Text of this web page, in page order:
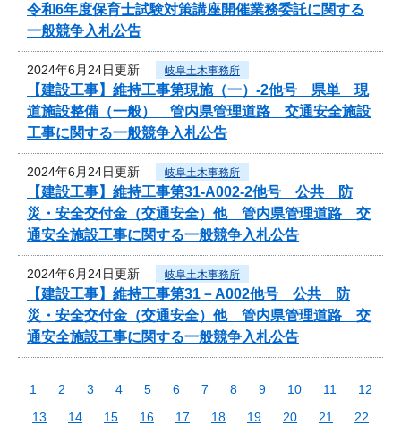
令和6年度保育士試験対策講座開催業務委託に関する
一般競争入札公告
2024年6月24日更新 岐阜土木事務所
【建設工事】維持工事第現施（一）-2他号 県単 現
道施設整備（一般） 管内県管理道路 交通安全施設
工事に関する一般競争入札公告
2024年6月24日更新 岐阜土木事務所
【建設工事】維持工事第31-A002-2他号 公共 防
災・安全交付金（交通安全）他 管内県管理道路 交
通安全施設工事に関する一般競争入札公告
2024年6月24日更新 岐阜土木事務所
【建設工事】維持工事第31－A002他号 公共 防
災・安全交付金（交通安全）他 管内県管理道路 交
通安全施設工事に関する一般競争入札公告
1 2 3 4 5 6 7 8 9 10 11
12
13
14 15 16 17 18 19 20 21
22